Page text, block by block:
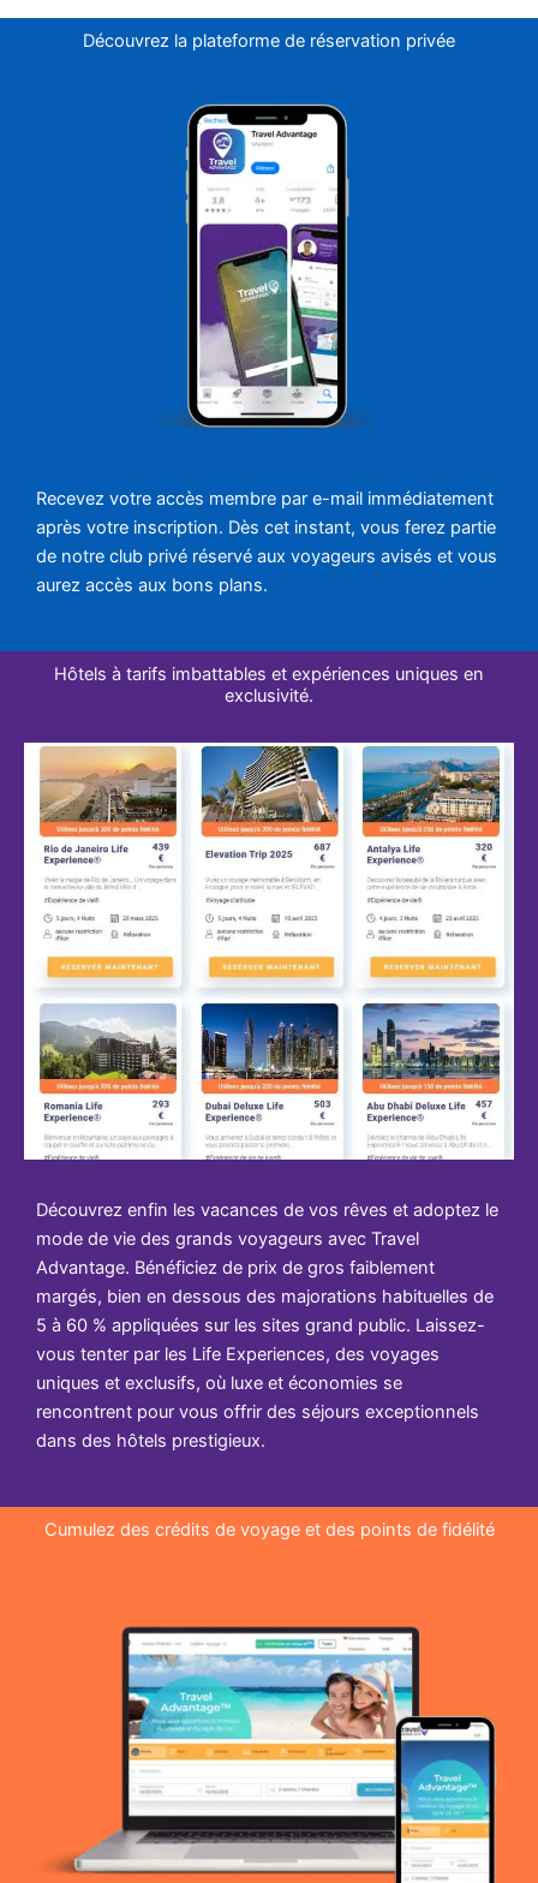
Découvrez la plateforme de réservation privée
Recevez votre accès membre par e-mail immédiatement
après votre inscription. Dès cet instant, vous ferez partie
de notre club privé réservé aux voyageurs avisés et vous
aurez accès aux bons plans.
Hôtels à tarifs imbattables et expériences uniques en
exclusivité.
Découvrez enfin les vacances de vos rêves et adoptez le
mode de vie des grands voyageurs avec Travel
Advantage. Bénéficiez de prix de gros faiblement
margés, bien en dessous des majorations habituelles de
5 à 60 % appliquées sur les sites grand public. Laissez-
vous tenter par les Life Experiences, des voyages
uniques et exclusifs, où luxe et économies se
rencontrent pour vous offrir des séjours exceptionnels
dans des hôtels prestigieux.
Cumulez des crédits de voyage et des points de fidélité